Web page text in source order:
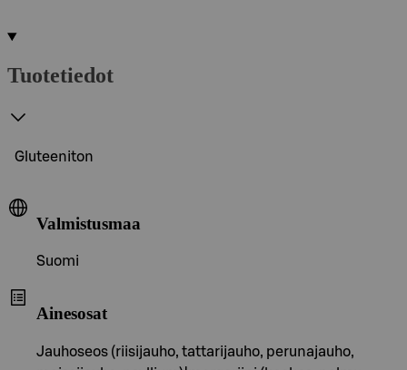
Tuotetiedot
Gluteeniton
Valmistusmaa
Suomi
Ainesosat
Jauhoseos (riisijauho, tattarijauho, perunajauho,